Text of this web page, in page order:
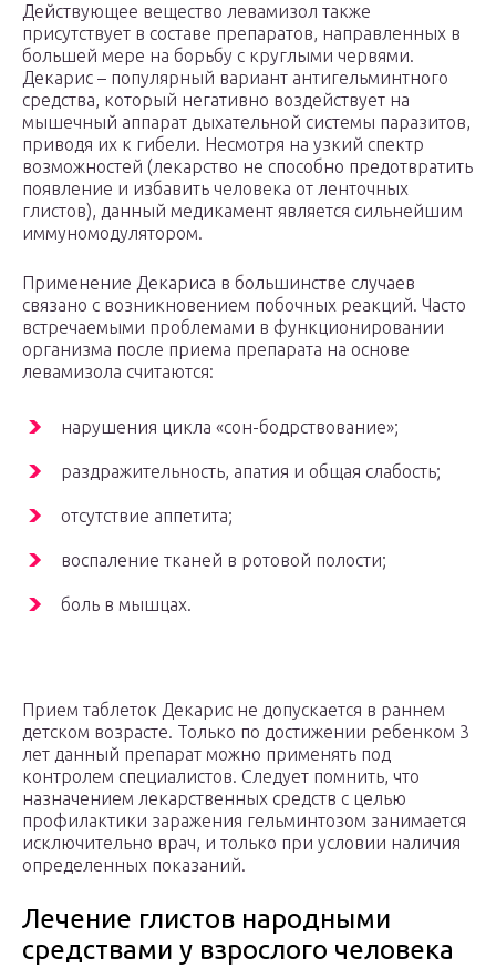
Действующее вещество левамизол также
присутствует в составе препаратов, направленных в
большей мере на борьбу с круглыми червями.
Декарис – популярный вариант антигельминтного
средства, который негативно воздействует на
мышечный аппарат дыхательной системы паразитов,
приводя их к гибели. Несмотря на узкий спектр
возможностей (лекарство не способно предотвратить
появление и избавить человека от ленточных
глистов), данный медикамент является сильнейшим
иммуномодулятором.
Применение Декариса в большинстве случаев
связано с возникновением побочных реакций. Часто
встречаемыми проблемами в функционировании
организма после приема препарата на основе
левамизола считаются:
нарушения цикла «сон-бодрствование»;
раздражительность, апатия и общая слабость;
отсутствие аппетита;
воспаление тканей в ротовой полости;
боль в мышцах.
Прием таблеток Декарис не допускается в раннем
детском возрасте. Только по достижении ребенком 3
лет данный препарат можно применять под
контролем специалистов. Следует помнить, что
назначением лекарственных средств с целью
профилактики заражения гельминтозом занимается
исключительно врач, и только при условии наличия
определенных показаний.
Лечение глистов народными
средствами у взрослого человека